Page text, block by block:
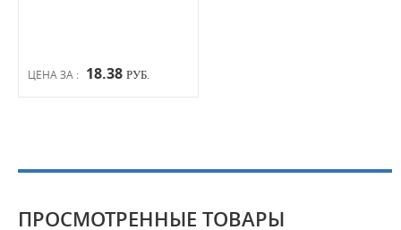
ЦЕНА ЗА : 18.38 РУБ.
ПРОСМОТРЕННЫЕ ТОВАРЫ